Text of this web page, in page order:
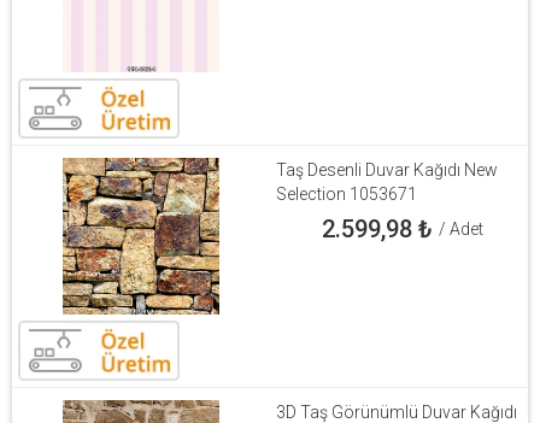
Taş Desenli Duvar Kağıdı New
Selection 1053671
2.599,98₺ / Adet
3D Taş Görünümlü Duvar Kağıdı